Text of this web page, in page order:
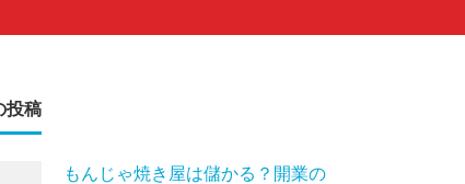
投稿
もんじゃ焼き屋は儲かる？開業の